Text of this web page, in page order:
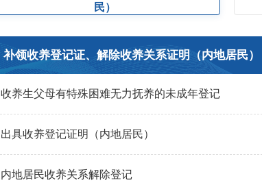
民）
补领收养登记证、解除收养关系证明（内地居民）
收养生父母有特殊困难无力抚养的未成年登记
出具收养登记证明（内地居民）
内地居民收养关系解除登记